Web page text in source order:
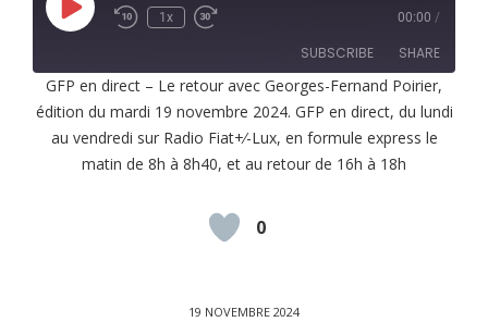
Play
Episode
1x 00:00 /
SUBSCRIBE SHARE
RSS FEED
SHARE
LINK
GFP en direct – Le retour avec Georges-Fernand Poirier,
édition du mardi 19 novembre 2024. GFP en direct, du lundi
au vendredi sur Radio Fiat+⁄-Lux, en formule express le
matin de 8h à 8h40, et au retour de 16h à 18h
0
19 NOVEMBRE 2024